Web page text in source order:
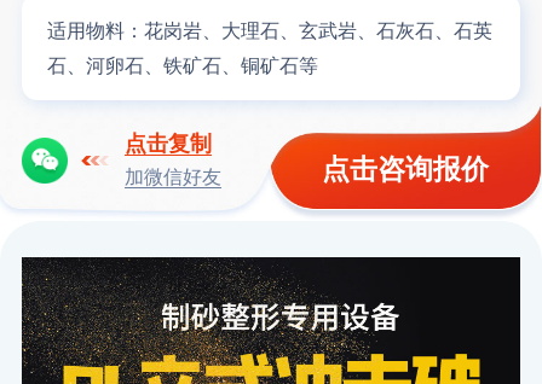
适用物料： 花岗岩、大理石、玄武岩、石灰石、石英
石、河卵石、铁矿石、铜矿石等
点击复制
加微信好友 点击咨询报价